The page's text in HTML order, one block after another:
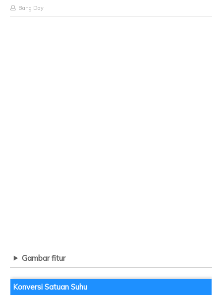
Bang Day
Gambar fitur
Konversi Satuan Suhu